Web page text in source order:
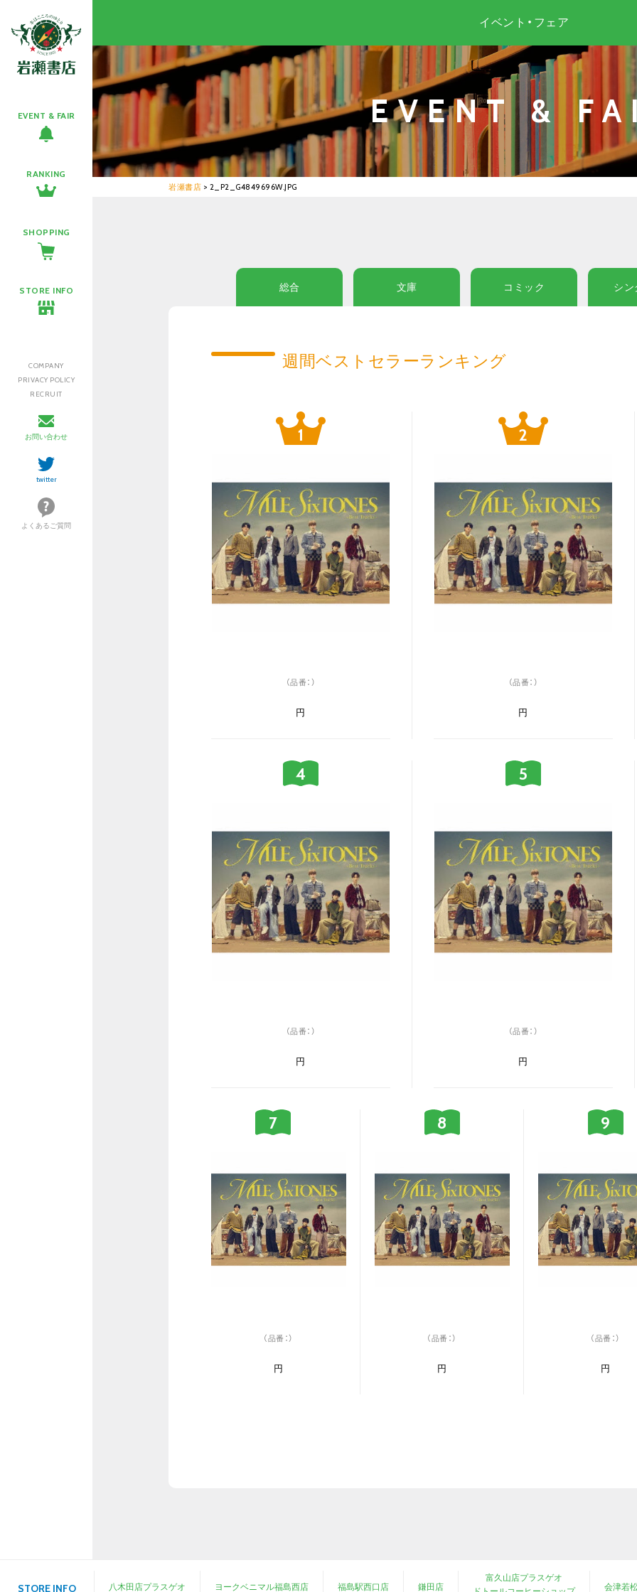
EVENT & FAIR
RANKING
SHOPPING
STORE INFO
COMPANY
PRIVACY POLICY
RECRUIT
お問い合わせ
twitter
よくあるご質問
イベント・フェア
EVENT &
岩瀬書店 > 2_P2_G4849696W.JPG
総合 文庫 コミック シン
週間ベストセラーランキング
（品番：）
円
（品番：）
円
（品番：）
円
（品番：）
円
（品番：）
円
（品番：）
円
（品番：）
円
STORE INFO 八木田店プラスゲオ ヨークベニマル福島西店 福島駅西口店 鎌田店
富久山店プラスゲオ
会津若